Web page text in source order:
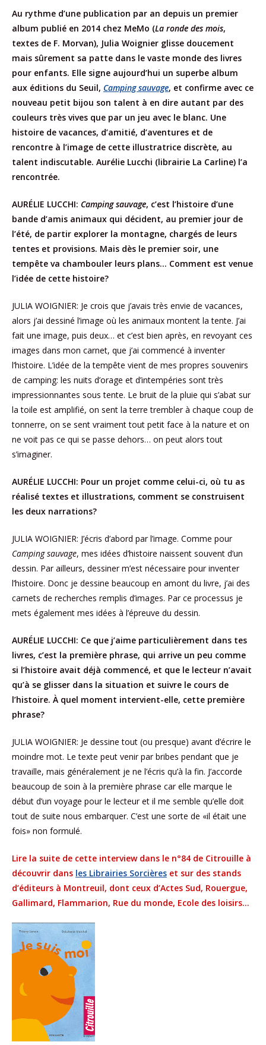
Au rythme d’une publication par an depuis un premier
album publié en 2014 chez MeMo (La ronde des mois,
textes de F. Morvan), Julia Woignier glisse doucement
mais sûrement sa patte dans le vaste monde des livres
pour enfants. Elle signe aujourd’hui un superbe album
aux éditions du Seuil, Camping sauvage, et confirme avec ce
nouveau petit bijou son talent à en dire autant par des
couleurs très vives que par un jeu avec le blanc. Une
histoire de vacances, d’amitié, d’aventures et de
rencontre à l’image de cette illustratrice discrète, au
talent indiscutable. Aurélie Lucchi (librairie La Carline) l’a
rencontrée.
AURÉLIE LUCCHI: Camping sauvage, c’est l’histoire d’une
bande d’amis animaux qui décident, au premier jour de
l’été, de partir explorer la montagne, chargés de leurs
tentes et provisions. Mais dès le premier soir, une
tempête va chambouler leurs plans… Comment est venue
l’idée de cette histoire?
JULIA WOIGNIER: Je crois que j’avais très envie de vacances,
alors j’ai dessiné l’image où les animaux montent la tente. J’ai
fait une image, puis deux… et c’est bien après, en revoyant ces
images dans mon carnet, que j’ai commencé à inventer
l’histoire. L’idée de la tempête vient de mes propres souvenirs
de camping: les nuits d’orage et d’intempéries sont très
impressionnantes sous tente. Le bruit de la pluie qui s’abat sur
la toile est amplifié, on sent la terre trembler à chaque coup de
tonnerre, on se sent vraiment tout petit face à la nature et on
ne voit pas ce qui se passe dehors… on peut alors tout
s’imaginer.
AURÉLIE LUCCHI: Pour un projet comme celui-ci, où tu as
réalisé textes et illustrations, comment se construisent
les deux narrations?
JULIA WOIGNIER: J’écris d’abord par l’image. Comme pour
Camping sauvage, mes idées d’histoire naissent souvent d’un
dessin. Par ailleurs, dessiner m’est nécessaire pour inventer
l’histoire. Donc je dessine beaucoup en amont du livre, j’ai des
carnets de recherches remplis d’images. Par ce processus je
mets également mes idées à l’épreuve du dessin.
AURÉLIE LUCCHI: Ce que j’aime particulièrement dans tes
livres, c’est la première phrase, qui arrive un peu comme
si l’histoire avait déjà commencé, et que le lecteur n’avait
qu’à se glisser dans la situation et suivre le cours de
l’histoire. À quel moment intervient-elle, cette première
phrase?
JULIA WOIGNIER: Je dessine tout (ou presque) avant d’écrire le
moindre mot. Le texte peut venir par bribes pendant que je
travaille, mais généralement je ne l’écris qu’à la fin. J’accorde
beaucoup de soin à la première phrase car elle marque le
début d’un voyage pour le lecteur et il me semble qu’elle doit
tout de suite nous embarquer. C’est une sorte de «il était une
fois» non formulé.
Lire la suite de cette interview dans le n°84 de Citrouille à
découvrir dans les Librairies Sorcières et sur des stands
d’éditeurs à Montreuil, dont ceux d’Actes Sud, Rouergue,
Gallimard, Flammarion, Rue du monde, Ecole des loisirs…